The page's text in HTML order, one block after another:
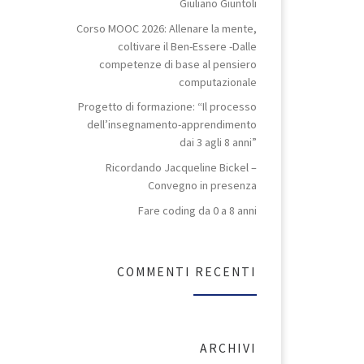
Giuliano Giuntoli
Corso MOOC 2026: Allenare la mente,
coltivare il Ben-Essere -Dalle
competenze di base al pensiero
computazionale
Progetto di formazione: “Il processo
dell’insegnamento-apprendimento
dai 3 agli 8 anni”
Ricordando Jacqueline Bickel –
Convegno in presenza
Fare coding da 0 a 8 anni
COMMENTI RECENTI
ARCHIVI